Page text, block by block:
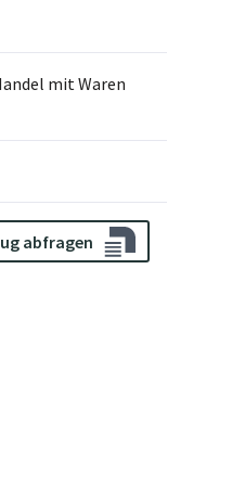
mit Waren
abfragen